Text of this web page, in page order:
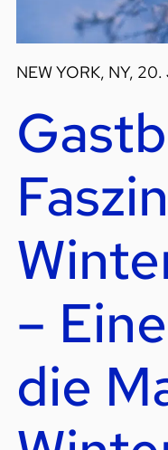
NEW YORK, NY,
–
die